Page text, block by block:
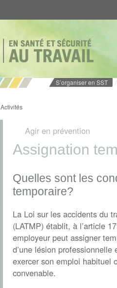
S’organiser en SST
Activités
Agir en prévention
Assignation
Quelles sont les
temporaire?
La Loi sur les accidents du
(LATMP) établit, à l’article
employeur peut assigner
d’une lésion
exercer son emploi habituel
convenable.